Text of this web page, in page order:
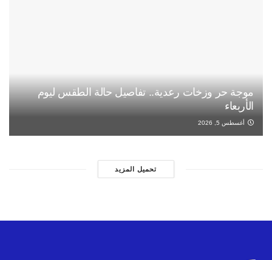
موجة حر وزخات رعدية.. تفاصيل حالة الطقس ليوم
الأربعاء
أغسطس 5, 2026
تحميل المزيد